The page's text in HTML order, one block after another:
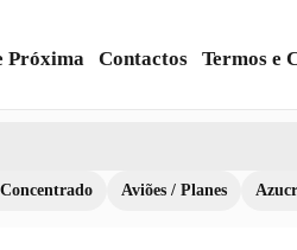
Próxima Contactos Termos e
Aviões / Planes